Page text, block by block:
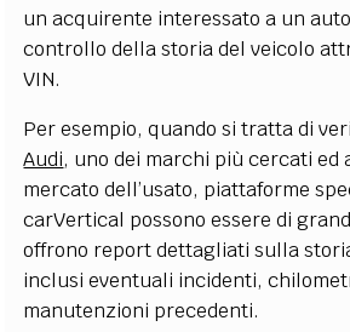
un acquirente interessato a un
controllo della storia del veicolo
VIN.
Per esempio, quando si tratta di
Audi, uno dei marchi più cercati ed
mercato dell’usato, piattaforme
carVertical possono essere di
offrono report dettagliati sulla
inclusi eventuali incidenti,
manutenzioni precedenti.